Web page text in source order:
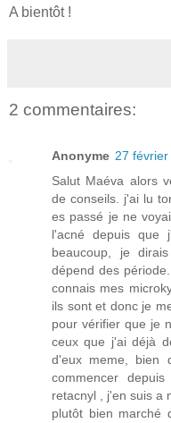
A bientôt !
2 commentaires:
Anonyme 27
Salut Maéva alors
de conseils. j'ai lu
es passé je ne
l'acné depuis que
beaucoup, je
dépend des
connais mes
ils sont et donc je
pour vérifier que je
ceux que j'ai déjà
d'eux meme, bien
commencer
retacnyl , j'en suis a
plutôt bien marché